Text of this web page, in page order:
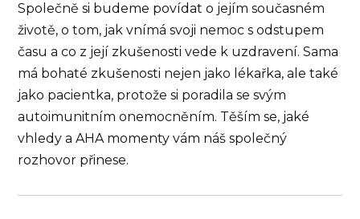
Společně si budeme povídat o jejím současném
životě, o tom, jak vnímá svoji nemoc s odstupem
času a co z její zkušenosti vede k uzdravení. Sama
má bohaté zkušenosti nejen jako lékařka, ale také
jako pacientka, protože si poradila se svým
autoimunitním onemocněním. Těším se, jaké
vhledy a AHA momenty vám náš společný
rozhovor přinese.